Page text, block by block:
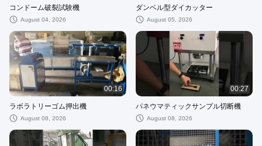
コンドーム破裂試験機
August 04, 2026
ダンベル型ダイカッター
August 05, 2026
00:16
ラボラトリーゴム押出機
August 08, 2026
00:27
パネウマティックサンプル切断機
August 08, 2026